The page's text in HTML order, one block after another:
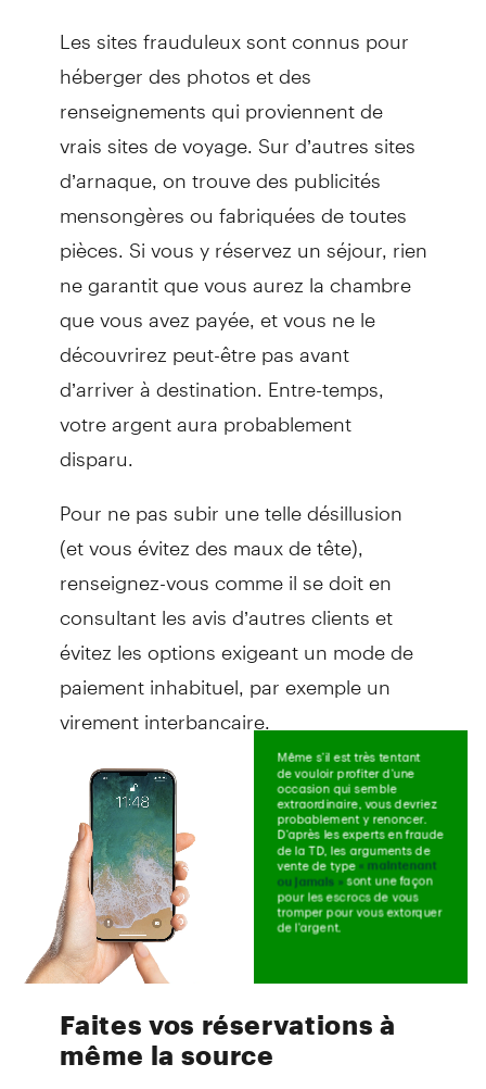
Les sites frauduleux sont connus pour
héberger des photos et des
renseignements qui proviennent de
vrais sites de voyage. Sur d’autres sites
d’arnaque, on trouve des publicités
mensongères ou fabriquées de toutes
pièces. Si vous y réservez un séjour, rien
ne garantit que vous aurez la chambre
que vous avez payée, et vous ne le
découvrirez peut-être pas avant
d’arriver à destination. Entre-temps,
votre argent aura probablement
disparu.
Pour ne pas subir une telle désillusion
(et vous évitez des maux de tête),
renseignez-vous comme il se doit en
consultant les avis d’autres clients et
évitez les options exigeant un mode de
paiement inhabituel, par exemple un
virement interbancaire.
Faites vos réservations à
même la source